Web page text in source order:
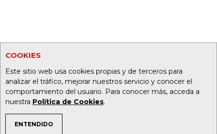
COOKIES
Este sitio web usa cookies propias y de terceros para
analizar el tráfico, mejorar nuestros servicio y conocer el
comportamiento del usuario. Para conocer más, acceda a
nuestra Política de Cookies.
ENTENDIDO